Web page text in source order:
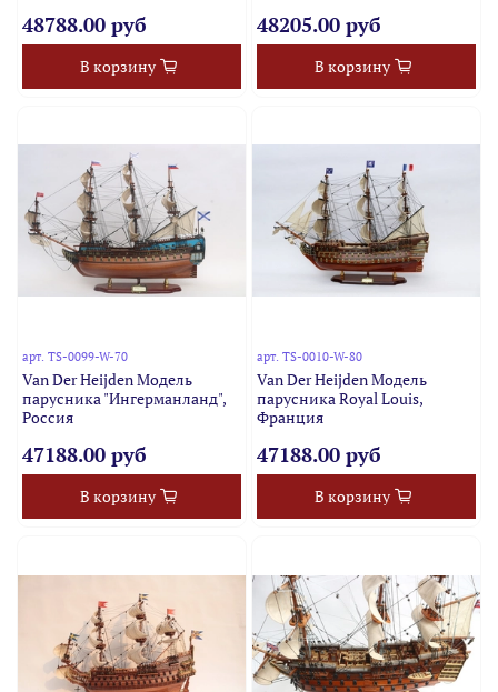
48788.00 руб
В корзину
48205.00 руб
В корзину
арт.TS-0099-W-70
Van Der Heijden Модель
парусника "Ингерманланд",
Россия
47188.00 руб
В корзину
арт. TS-0010-W-80
Van Der Heijden Модель
парусника Royal Louis,
Франция
47188.00 руб
В корзину